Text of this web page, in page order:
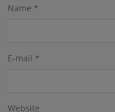
Name *
E-mail *
Website